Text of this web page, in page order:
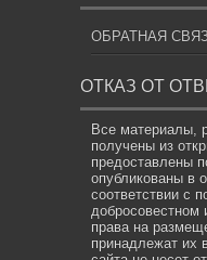
ОБРАТНАЯ
ОТКАЗ ОТ
Все материалы,
получены из
предоставлены
опубликованы в
соответствии с
добросовестном
права на
принадлежат их